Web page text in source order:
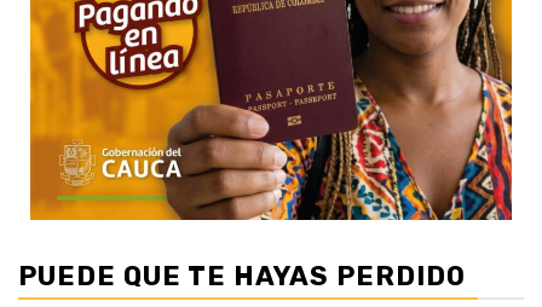
PUEDE QUE TE HAYAS PERDIDO